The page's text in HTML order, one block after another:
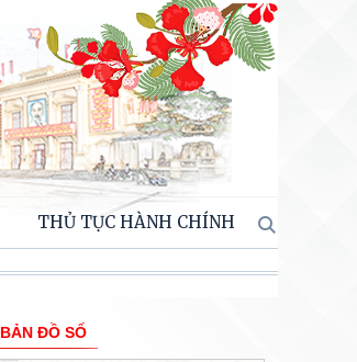
THỦ TỤC HÀNH CHÍNH
BẢN ĐỒ SỐ